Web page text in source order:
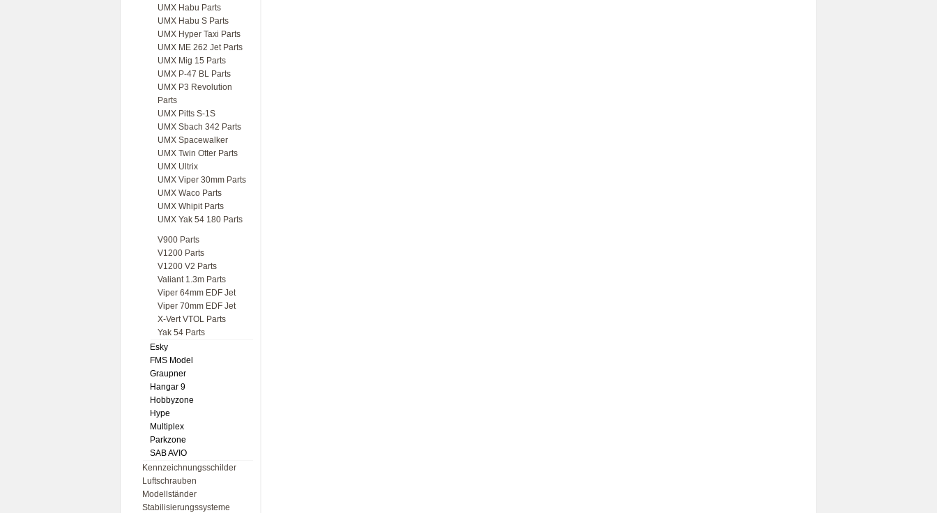
UMX Habu Parts
UMX Habu S Parts
UMX Hyper Taxi Parts
UMX ME 262 Jet Parts
UMX Mig 15 Parts
UMX P-47 BL Parts
UMX P3 Revolution
Parts
UMX Pitts S-1S
UMX Sbach 342 Parts
UMX Spacewalker
UMX Twin Otter Parts
UMX Ultrix
UMX Viper 30mm Parts
UMX Waco Parts
UMX Whipit Parts
UMX Yak 54 180 Parts
V900 Parts
V1200 Parts
V1200 V2 Parts
Valiant 1.3m Parts
Viper 64mm EDF Jet
Viper 70mm EDF Jet
X-Vert VTOL Parts
Yak 54 Parts
Esky
FMS Model
Graupner
Hangar 9
Hobbyzone
Hype
Multiplex
Parkzone
SAB AVIO
Kennzeichnungsschilder
Luftschrauben
Modellständer
Stabilisierungssysteme